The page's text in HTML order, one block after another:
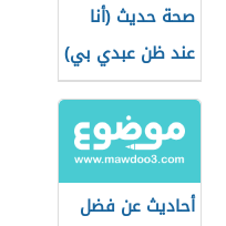
صحة حديث (أنا
عند ظن عبدي بي)
أحاديث عن فضل